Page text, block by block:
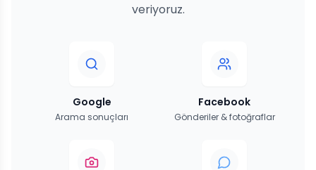
veriyoruz.
Google
Arama sonuçları
Facebook
Gönderiler & fotoğraflar